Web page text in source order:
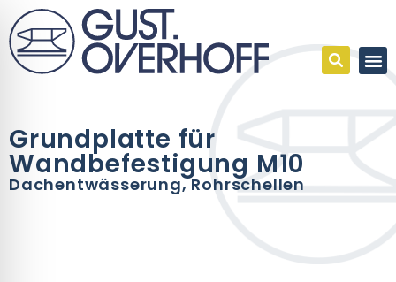
Grundplatte für
Wandbefestigung M10
Dachentwässerung,Rohrschellen